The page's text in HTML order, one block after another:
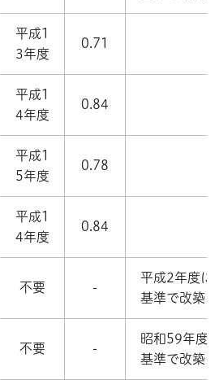
平成1
3年度
0.71
平成1
4年度
0.84
平成1
5年度
0.78
平成1
4年度
0.84
不要 -
平成2年度
基準で改築
不要 -
昭和59年度
基準で改築